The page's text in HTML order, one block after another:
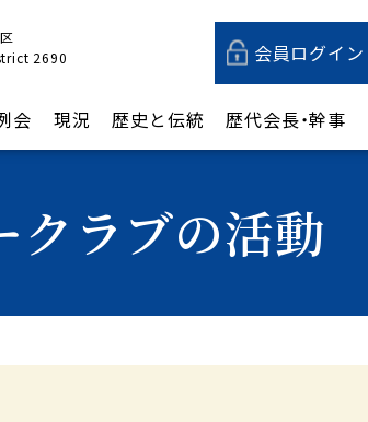
2690
会員ログイン
会 現況 歴史と伝統 歴代会長・幹事
クラブの活動